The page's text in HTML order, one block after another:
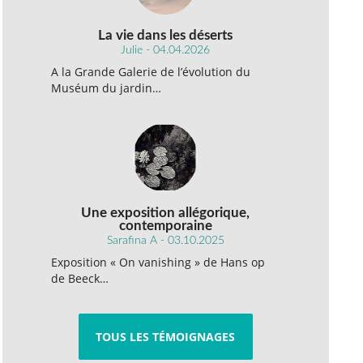
La vie dans les déserts
Julie - 04.04.2026
A la Grande Galerie de l’évolution du
Muséum du jardin…
Une exposition allégorique,
contemporaine
Sarafina A - 03.10.2025
Exposition « On vanishing » de Hans op
de Beeck…
TOUS LES TÉMOIGNAGES